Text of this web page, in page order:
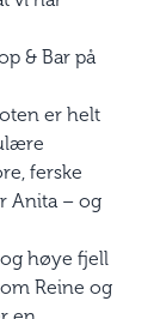
& Bar på
er helt
ferske
Anita – og
høye fjell
Reine og